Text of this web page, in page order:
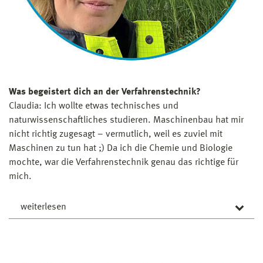
Schritten – auch mit temporären Fehlern – iterativ
besser werden.
Frank Stegemann
Masterstudiengang Verfahrenstechnik an der
Hochschule Wismar von 2015 bis 2023 absolviert. Heute
Projektentwickler bei den Stadtwerken Lübeck
im E-Mobilitäts­bereich tätig und unter anderem für eine
Was begeistert dich an der Verfahrenstechnik?
Claudia: Ich wollte etwas technisches und
naturwissenschaftliches studieren. Maschinenbau hat mir
nicht richtig zugesagt – vermutlich, weil es zuviel mit
Maschinen zu tun hat ;) Da ich die Chemie und Biologie
mochte, war die Verfahrenstechnik genau das richtige für
mich.
weiterlesen